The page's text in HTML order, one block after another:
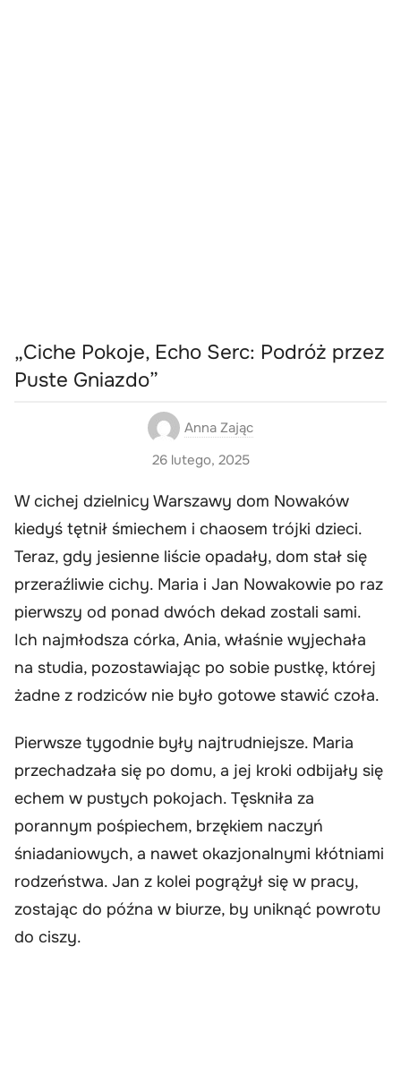
„Ciche Pokoje, Echo Serc: Podróż przez
Puste Gniazdo”
Anna Zając
26 lutego, 2025
W cichej dzielnicy Warszawy dom Nowaków
kiedyś tętnił śmiechem i chaosem trójki dzieci.
Teraz, gdy jesienne liście opadały, dom stał się
przeraźliwie cichy. Maria i Jan Nowakowie po raz
pierwszy od ponad dwóch dekad zostali sami.
Ich najmłodsza córka, Ania, właśnie wyjechała
na studia, pozostawiając po sobie pustkę, której
żadne z rodziców nie było gotowe stawić czoła.
Pierwsze tygodnie były najtrudniejsze. Maria
przechadzała się po domu, a jej kroki odbijały się
echem w pustych pokojach. Tęskniła za
porannym pośpiechem, brzękiem naczyń
śniadaniowych, a nawet okazjonalnymi kłótniami
rodzeństwa. Jan z kolei pogrążył się w pracy,
zostając do późna w biurze, by uniknąć powrotu
do ciszy.